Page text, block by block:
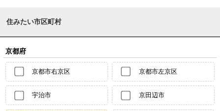
住みたい市区町村
京都府
京都市右京区 京都市左京区
宇治市 京田辺市